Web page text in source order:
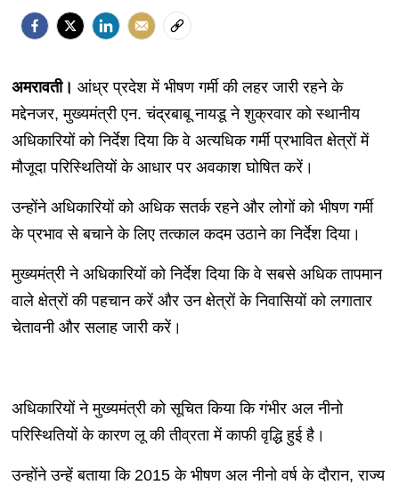
अमरावती। आंध्र प्रदेश में भीषण गर्मी की लहर जारी रहने के
मद्देनजर, मुख्यमंत्री एन. चंद्रबाबू नायडू ने शुक्रवार को स्थानीय
अधिकारियों को निर्देश दिया कि वे अत्यधिक गर्मी प्रभावित क्षेत्रों में
मौजूदा परिस्थितियों के आधार पर अवकाश घोषित करें।
उन्होंने अधिकारियों को अधिक सतर्क रहने और लोगों को भीषण गर्मी
के प्रभाव से बचाने के लिए तत्काल कदम उठाने का निर्देश दिया।
मुख्यमंत्री ने अधिकारियों को निर्देश दिया कि वे सबसे अधिक तापमान
वाले क्षेत्रों की पहचान करें और उन क्षेत्रों के निवासियों को लगातार
चेतावनी और सलाह जारी करें।
अधिकारियों ने मुख्यमंत्री को सूचित किया कि गंभीर अल नीनो
परिस्थितियों के कारण लू की तीव्रता में काफी वृद्धि हुई है।
उन्होंने उन्हें बताया कि 2015 के भीषण अल नीनो वर्ष के दौरान, राज्य